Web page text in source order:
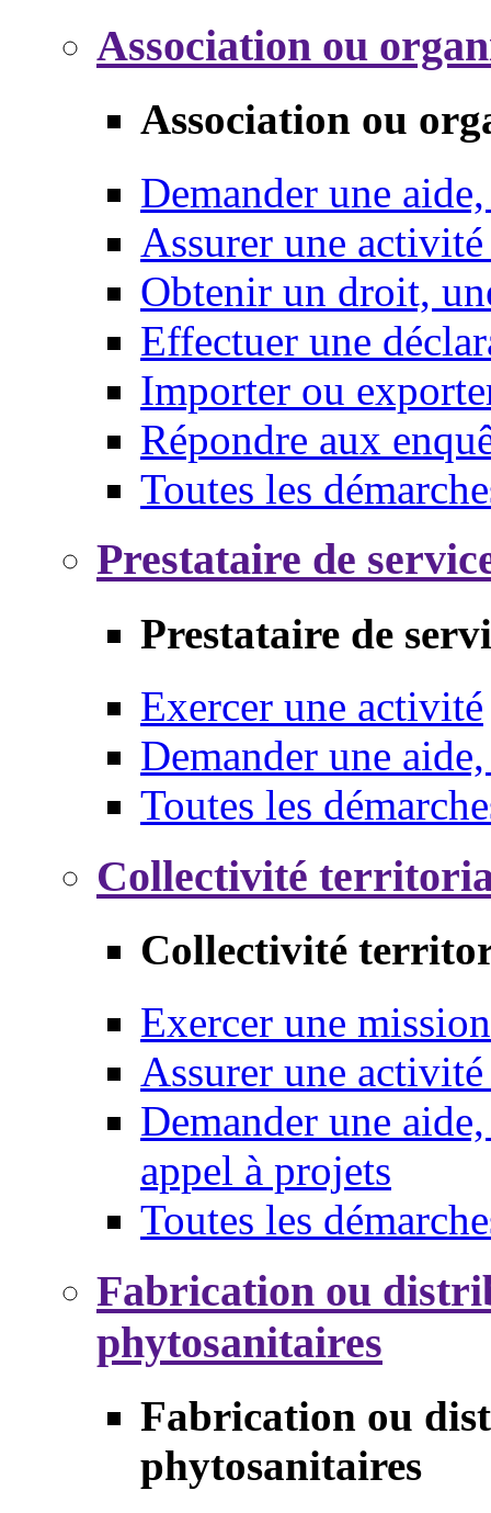
Association ou
Association ou
Demander une
Assurer une
Obtenir un droit,
Effectuer une
Importer ou
Répondre aux
Toutes les
Prestataire de
Prestataire de
Exercer une activité
Demander une
Toutes les
Collectivité
Collectivité
Exercer une mission
Assurer une
Demander une
appel à projets
Toutes les
Fabrication ou
phytosanitaires
Fabrication ou
phytosanitaires